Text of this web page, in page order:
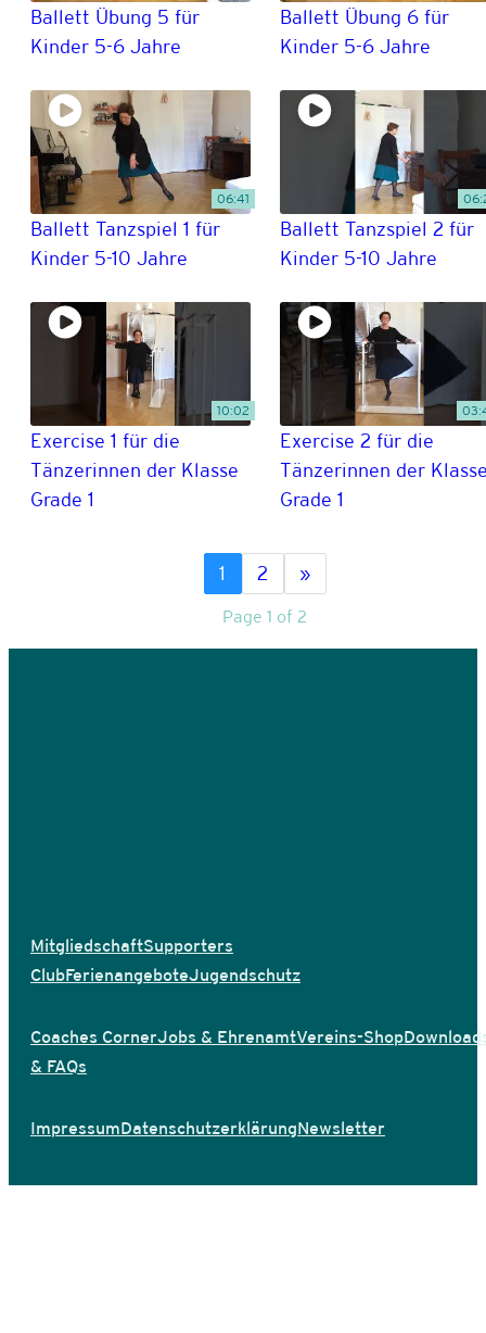
Ballett Übung 5 für
Kinder 5-6 Jahre
Ballett Übung 6 für
Kinder 5-6 Jahre
06:41
Ballett Tanzspiel 1 für
Kinder 5-10 Jahre
Ballett Tanzspiel 2 für
Kinder 5-10 Jahre
10:02
Exercise 1 für die
Tänzerinnen der Klasse
Grade 1
Exercise 2 für die
Tänzerinnen der
Grade 1
1 2 »
Page 1 of 2
MitgliedschaftSupporters
ClubFerienangeboteJugendschutz
Coaches CornerJobs & EhrenamtVereins-Shop
& FAQs
ImpressumDatenschutzerklärungNewsletter